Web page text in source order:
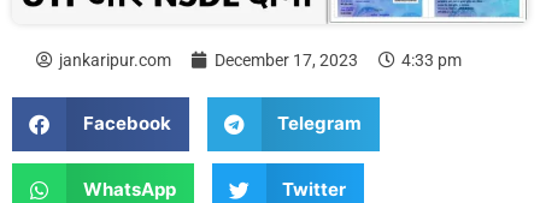
jankaripur.com December 17, 2023 4:33 pm
Facebook Telegram
WhatsApp Twitter